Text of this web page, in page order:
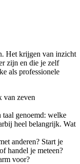
Het krijgen van inzicht
zijn en die je zelf
als professionele
van zeven
genoemd: welke
heel belangrijk. Wat
anderen? Start je
handel je meteen?
voor?